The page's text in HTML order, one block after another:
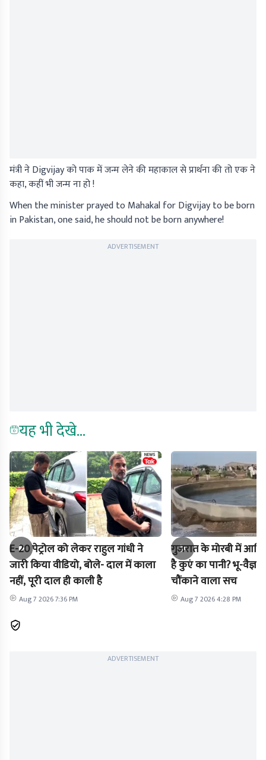
मंत्री ने Digvijay को पाक में जन्म लेने की महाकाल से प्रार्थना की तो एक ने
कहा, कहीं भी जन्म ना हो !
When the minister prayed to Mahakal for Digvijay to be born
in Pakistan, one said, he should not be born anywhere!
ADVERTISEMENT
यह भी देखे...
E-20 पेट्रोल को लेकर राहुल गांधी ने
जारी किया वीडियो, बोले- दाल में काला
नहीं, पूरी दाल ही काली है
Aug 7 2026 7:36 PM
गुजरात के मोरबी में
है कुएं का पानी? भू-
चौंकाने वाला सच
Aug 7 2026 4:28 PM
ADVERTISEMENT